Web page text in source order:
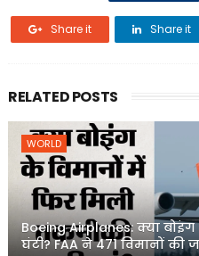
Share it Share it
RELATED POSTS
WORLD
Boeing Airplanes: क्या
घंटी? FAA ने 471 विमानों